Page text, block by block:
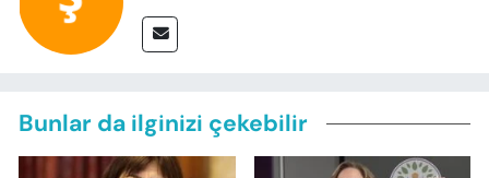
Bunlar da ilginizi çekebilir